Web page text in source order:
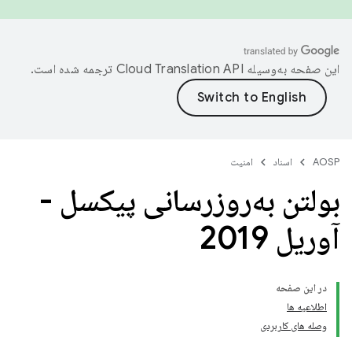
این صفحه به‌وسیله ترجمه شده است.
AOSP اسناد امنیت
بولتن به‌روزرسانی پیکسل -
آوریل 2019
در این صفحه
اطلاعیه ها
وصله های کاربردی